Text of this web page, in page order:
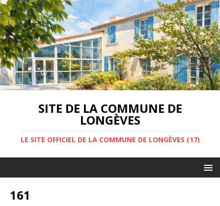
SITE DE LA COMMUNE DE
LONGÈVES
LE SITE OFFICIEL DE LA COMMUNE DE LONGÈVES (17)
161